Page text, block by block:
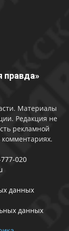
правда»
Материалы
Редакция не
рекламной
020
данных
данных